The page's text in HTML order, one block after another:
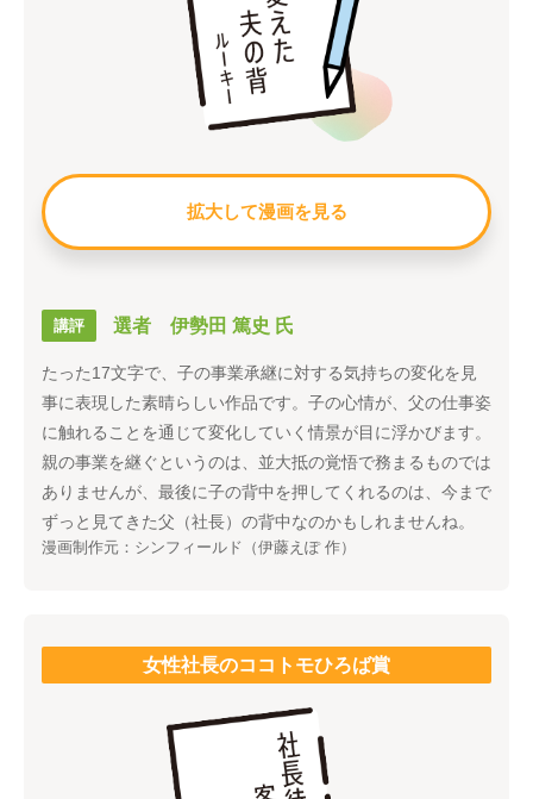
拡大して漫画を見る
講評 選者 伊勢田 篤史 氏
たった17文字で、子の事業承継に対する気持ちの変化を見
事に表現した素晴らしい作品です。子の心情が、父の仕事姿
に触れることを通じて変化していく情景が目に浮かびます。
親の事業を継ぐというのは、並大抵の覚悟で務まるものでは
ありませんが、最後に子の背中を押してくれるのは、今まで
ずっと見てきた父（社長）の背中なのかもしれませんね。
漫画制作元：シンフィールド（伊藤えぽ 作）
女性社長のココトモひろば賞